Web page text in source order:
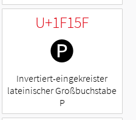
U+1F15F
🅟
Invertiert-eingekreister
lateinischer Großbuchstabe
P